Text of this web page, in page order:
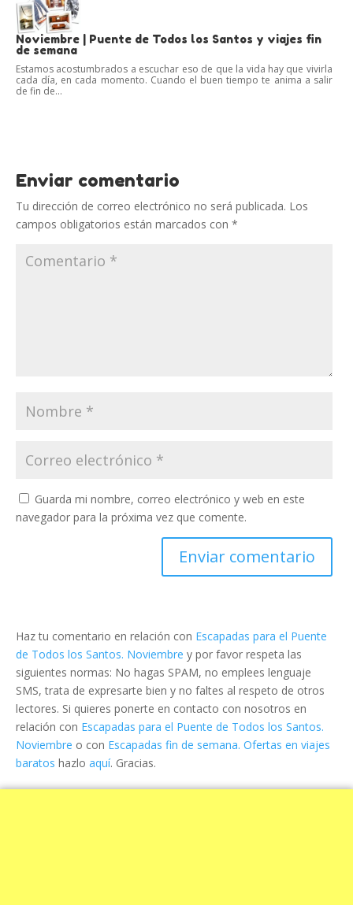
Noviembre | Puente de Todos los Santos y viajes fin
de semana
Estamos acostumbrados a escuchar eso de que la vida hay que vivirla
cada día, en cada momento. Cuando el buen tiempo te anima a salir
de fin de...
Enviar comentario
Tu dirección de correo electrónico no será publicada. Los
campos obligatorios están marcados con *
Guarda mi nombre, correo electrónico y web en este
navegador para la próxima vez que comente.
Haz tu comentario en relación con Escapadas para el Puente
de Todos los Santos. Noviembre y por favor respeta las
siguientes normas: No hagas SPAM, no emplees lenguaje
SMS, trata de expresarte bien y no faltes al respeto de otros
lectores. Si quieres ponerte en contacto con nosotros en
relación con Escapadas para el Puente de Todos los Santos.
Noviembre o con Escapadas fin de semana. Ofertas en viajes
baratos hazlo aquí. Gracias.